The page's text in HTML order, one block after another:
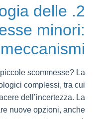
delle
minori:
scommesse? La
complessi, tra cui
dell’incertezza. La
nuove opzioni, anche